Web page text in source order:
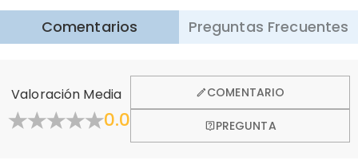
Saber más
por eso ofrecemos una política de devolución de 60 días.
Comentarios Preguntas Frecuentes
Valoración Media
0.0
COMENTARIO
PREGUNTA